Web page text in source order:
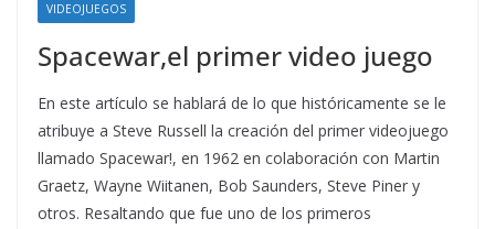
VIDEOJUEGOS
Spacewar,el primer video juego
En este artículo se hablará de lo que históricamente se le
atribuye a Steve Russell la creación del primer videojuego
llamado Spacewar!, en 1962 en colaboración con Martin
Graetz, Wayne Wiitanen, Bob Saunders, Steve Piner y
otros. Resaltando que fue uno de los primeros